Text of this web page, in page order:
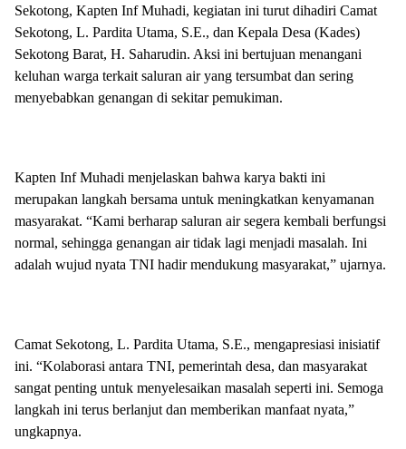
Sekotong, Kapten Inf Muhadi, kegiatan ini turut dihadiri Camat
Sekotong, L. Pardita Utama, S.E., dan Kepala Desa (Kades)
Sekotong Barat, H. Saharudin. Aksi ini bertujuan menangani
keluhan warga terkait saluran air yang tersumbat dan sering
menyebabkan genangan di sekitar pemukiman.
Kapten Inf Muhadi menjelaskan bahwa karya bakti ini
merupakan langkah bersama untuk meningkatkan kenyamanan
masyarakat. “Kami berharap saluran air segera kembali berfungsi
normal, sehingga genangan air tidak lagi menjadi masalah. Ini
adalah wujud nyata TNI hadir mendukung masyarakat,” ujarnya.
Camat Sekotong, L. Pardita Utama, S.E., mengapresiasi inisiatif
ini. “Kolaborasi antara TNI, pemerintah desa, dan masyarakat
sangat penting untuk menyelesaikan masalah seperti ini. Semoga
langkah ini terus berlanjut dan memberikan manfaat nyata,”
ungkapnya.